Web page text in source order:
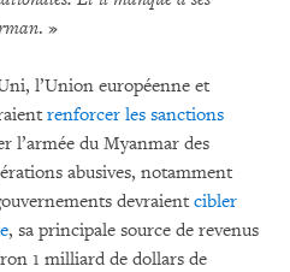
. »
l’Union européenne et
renforcer les sanctions
l’armée du Myanmar des
abusives, notamment
devraient cibler
, sa principale source de revenus
1 milliard de dollars de